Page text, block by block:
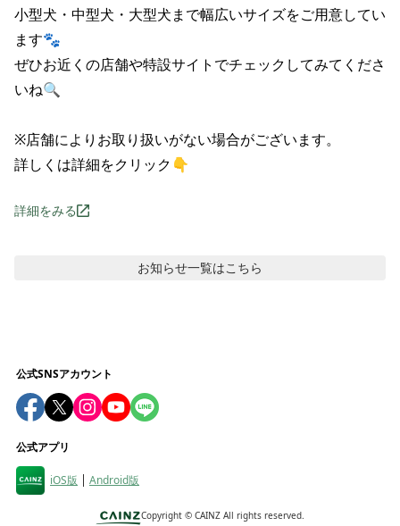
小型犬・中型犬・大型犬まで幅広いサイズをご用意してい
ます🐾
ぜひお近くの店舗や特設サイトでチェックしてみてくださ
いね🔍
※店舗によりお取り扱いがない場合がございます。
詳しくは詳細をクリック👇
詳細をみる
お知らせ一覧はこちら
公式SNSアカウント
公式アプリ
iOS版 Android版
Copyright © CAINZ All rights reserved.